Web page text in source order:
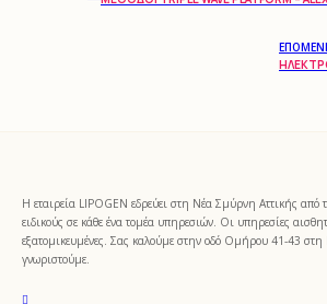
Η εταιρεία LIPOGEN εδρεύει στη Νέα Σμύρνη Αττικής από
ειδικούς σε κάθε ένα τομέα υπηρεσιών. Οι υπηρεσίες
εξατομικευμένες. Σας καλούμε στην οδό Ομήρου 41-43
γνωριστούμε.